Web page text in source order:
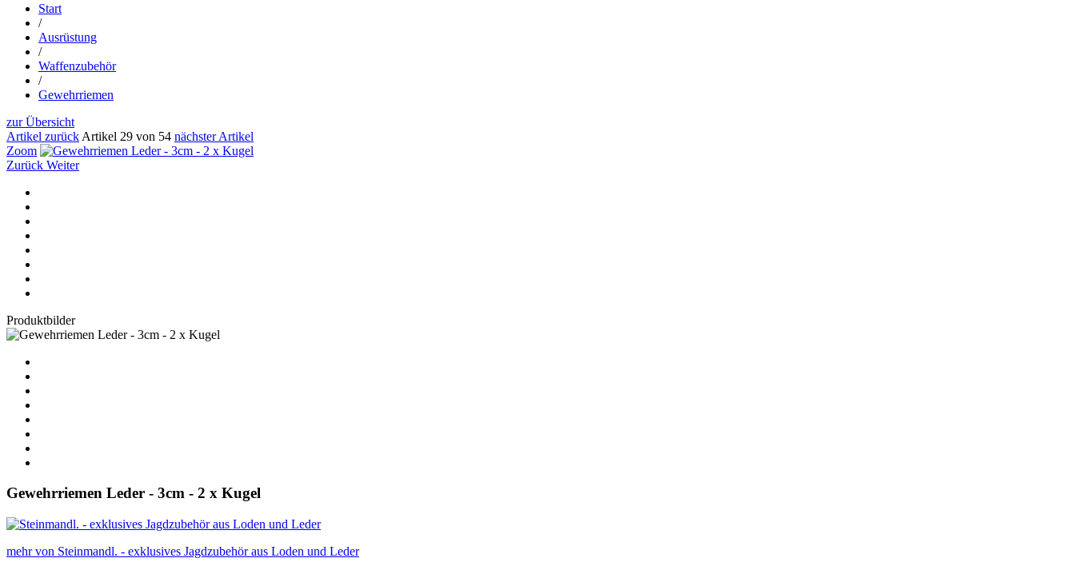
Start
/
Ausrüstung
/
Waffenzubehör
/
Gewehrriemen
zur Übersicht
Artikel zurück Artikel 29 von 54 nächster Artikel
Zoom
Zurück Weiter
Produktbilder
Gewehrriemen Leder - 3cm - 2 x Kugel
mehr von Steinmandl. - exklusives Jagdzubehör aus Loden und Leder